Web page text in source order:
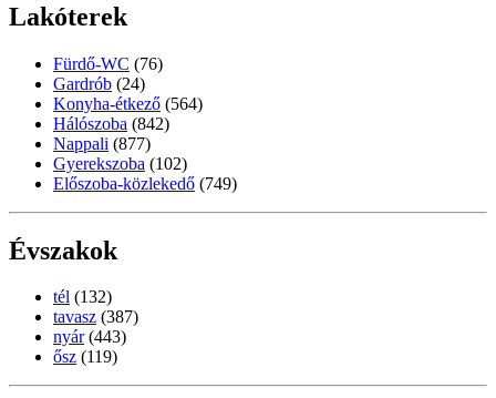
Lakóterek
Fürdő-WC (76)
Gardrób (24)
Konyha-étkező (564)
Hálószoba (842)
Nappali (877)
Gyerekszoba (102)
Előszoba-közlekedő (749)
Évszakok
tél (132)
tavasz (387)
nyár (443)
ősz (119)